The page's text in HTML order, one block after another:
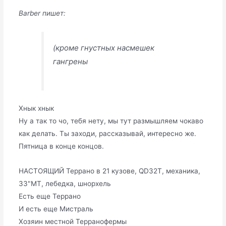
Barber пишет:
(кроме гнустных насмешек
гангрены
Хнык хнык
Ну а так то чо, тебя нету, мы тут размышляем чокаво
как делать. Ты заходи, рассказывай, интересно же.
Пятница в конце концов.
НАСТОЯЩИЙ Террано в 21 кузове, QD32T, механика,
33"МТ, лебедка, шнорхель
Есть еще Террано
И есть еще Мистраль
Хозяин местной Терранофермы